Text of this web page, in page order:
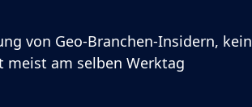
von Geo-Branchen-Insidern, kein
meist am selben Werktag